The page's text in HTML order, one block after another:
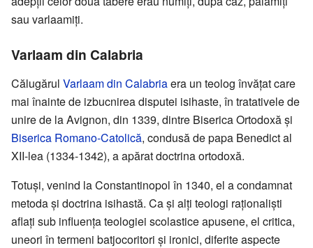
sau varlaamiți.
Varlaam din Calabria
Călugărul Varlaam din Calabriaera un teolog învățat care
mai înainte de izbucnirea disputei isihaste, în tratativele de
unire de la Avignon, din 1339, dintre Biserica Ortodoxă și
Biserica Romano-Catolică, condusă de papa Benedict al
XII-lea (1334-1342), a apărat doctrina ortodoxă.
Totuși, venind la Constantinopol în 1340, el a condamnat
metoda și doctrina isihastă. Ca și alți teologi raționaliști
aflați sub influența teologiei scolastice apusene, el critica,
uneori în termeni batjocoritori și ironici, diferite aspecte